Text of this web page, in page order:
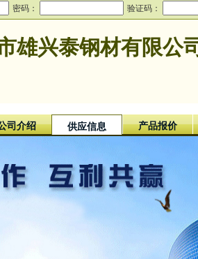
密码： 验证码：
雄兴泰钢材有限公
司介绍 供应信息 产品报价